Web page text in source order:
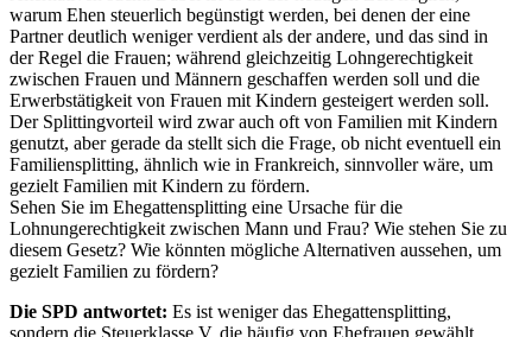
warum Ehen steuerlich begünstigt werden, bei denen der eine
Partner deutlich weniger verdient als der andere, und das sind in
der Regel die Frauen; während gleichzeitig Lohngerechtigkeit
zwischen Frauen und Männern geschaffen werden soll und die
Erwerbstätigkeit von Frauen mit Kindern gesteigert werden soll.
Der Splittingvorteil wird zwar auch oft von Familien mit Kindern
genutzt, aber gerade da stellt sich die Frage, ob nicht eventuell ein
Familiensplitting, ähnlich wie in Frankreich, sinnvoller wäre, um
gezielt Familien mit Kindern zu fördern.
Sehen Sie im Ehegattensplitting eine Ursache für die
Lohnungerechtigkeit zwischen Mann und Frau? Wie stehen Sie zu
diesem Gesetz? Wie könnten mögliche Alternativen aussehen, um
gezielt Familien zu fördern?
Die SPD antwortet: Es ist weniger das Ehegattensplitting,